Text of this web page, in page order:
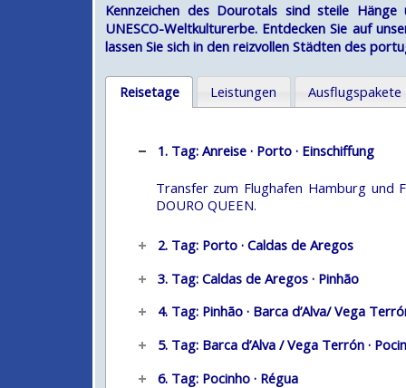
Kennzeichen des Dourotals sind steile
UNESCO-Weltkulturerbe. Entdecken Sie auf
lassen Sie sich in den reizvollen Städten des
Reisetage Leistungen Ausflugspakete
1. Tag: Anreise · Porto · Einschiffung
Transfer zum Flughafen Hamburg und
DOURO QUEEN.
2. Tag: Porto · Caldas de Aregos
3. Tag: Caldas de Aregos · Pinhão
4. Tag: Pinhão · Barca d’Alva/ Vega
5. Tag: Barca d’Alva / Vega Terrón ·
6. Tag: Pocinho · Régua